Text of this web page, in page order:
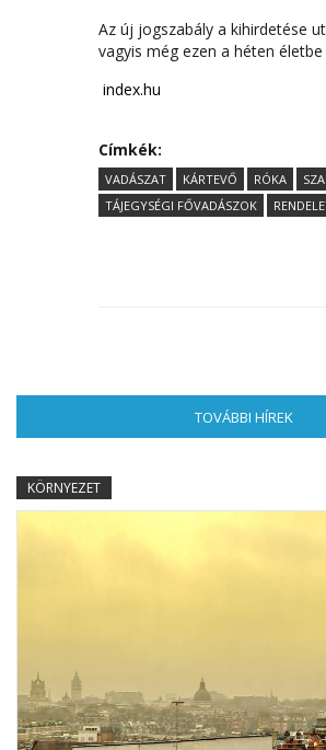
Az új jogszabály a kihirdetése
vagyis még ezen a héten életbe
index.hu
Címkék:
VADÁSZAT KÁRTEVŐ RÓKA
TÁJEGYSÉGI FŐVADÁSZOK
TOVÁBBI HÍREK
KÖRNYEZET